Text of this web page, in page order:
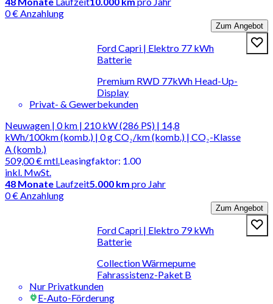
0 € Anzahlung
Zum Angebot
Ford Capri | Elektro 77 kWh
Batterie
Premium RWD 77kWh Head-Up-
Display
Privat- & Gewerbekunden
Neuwagen | 0 km | 210 kW (286 PS) | 14,8
kWh/100km (komb.) | 0 g CO₂/km (komb.) | CO₂-Klasse
A (komb.)
509,00 €mtl.
inkl. MwSt.
Leasingfaktor: 1.00
48 Monate Laufzeit5.000 km pro Jahr
0 € Anzahlung
Zum Angebot
Ford Capri | Elektro 79 kWh
Batterie
Collection Wärmepume
Fahrassistenz-Paket B
Nur Privatkunden
E-Auto-Förderung